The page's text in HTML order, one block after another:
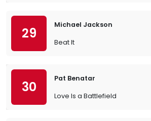
29
Michael Jackson
Beat It
30
Pat Benatar
Love Is a Battlefield